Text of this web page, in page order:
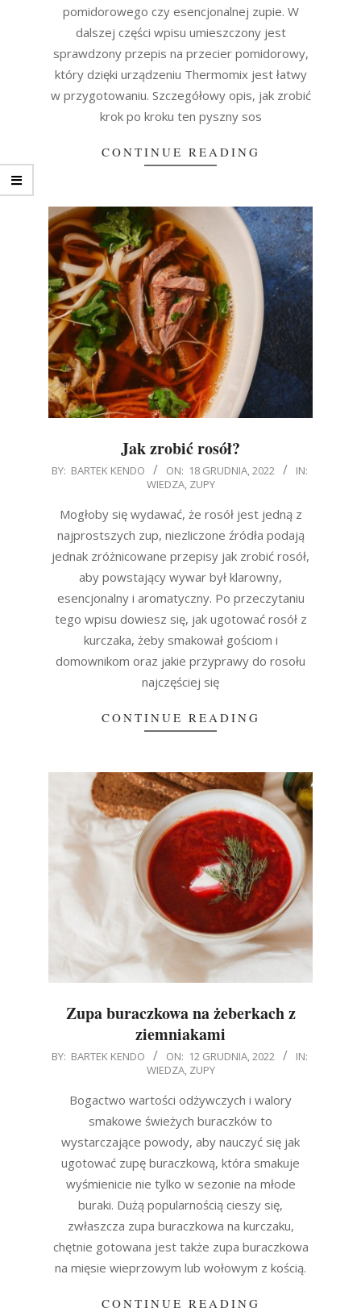
pomidorowego czy esencjonalnej zupie. W
dalszej części wpisu umieszczony jest
sprawdzony przepis na przecier pomidorowy,
który dzięki urządzeniu Thermomix jest łatwy
w przygotowaniu. Szczegółowy opis, jak zrobić
krok po kroku ten pyszny sos
CONTINUE READING
Jak zrobić rosół?
2022-
18
BY: BARTEK KENDO ON: 18 GRUDNIA, 2022
IN:
WIEDZA, ZUPY
Mogłoby się wydawać, że rosół jest jedną z
najprostszych zup, niezliczone źródła podają
jednak zróżnicowane przepisy jak zrobić rosół,
aby powstający wywar był klarowny,
esencjonalny i aromatyczny. Po przeczytaniu
tego wpisu dowiesz się, jak ugotować rosół z
kurczaka, żeby smakował gościom i
domownikom oraz jakie przyprawy do rosołu
najczęściej się
CONTINUE READING
Zupa buraczkowa na żeberkach z
ziemniakami
2022-
BY: BARTEK KENDO ON: 12 GRUDNIA, 2022
IN:
WIEDZA, ZUPY
Bogactwo wartości odżywczych i walory
smakowe świeżych buraczków to
wystarczające powody, aby nauczyć się jak
ugotować zupę buraczkową, która smakuje
wyśmienicie nie tylko w sezonie na młode
buraki. Dużą popularnością cieszy się,
zwłaszcza zupa buraczkowa na kurczaku,
chętnie gotowana jest także zupa buraczkowa
na mięsie wieprzowym lub wołowym z kością.
CONTINUE READING